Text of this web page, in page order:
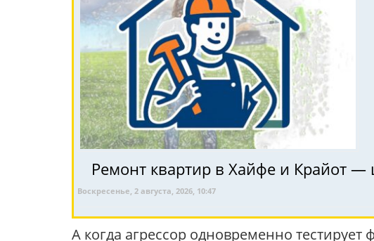
Ремонт квартир в Хайфе и Крайот —
Воскресенье, 2 августа, 2026, 10:47
А когда агрессор одновременно